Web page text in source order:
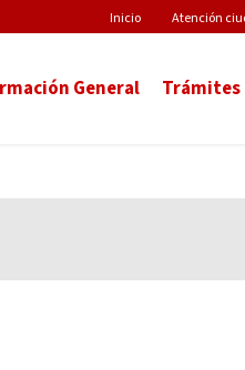
Pre-
Inicio Atención
General Trámites